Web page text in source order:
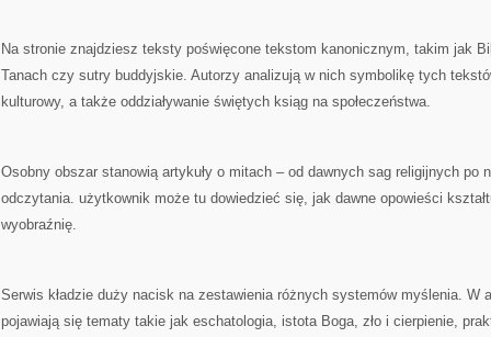
Na stronie znajdziesz teksty poświęcone tekstom kanonicznym, takim jak
Tanach czy sutry buddyjskie. Autorzy analizują w nich symbolikę tych
kulturowy, a także oddziaływanie świętych ksiąg na społeczeństwa.
Osobny obszar stanowią artykuły o mitach – od dawnych sag religijnych po
odczytania. użytkownik może tu dowiedzieć się, jak dawne opowieści
wyobraźnię.
Serwis kładzie duży nacisk na zestawienia różnych systemów myślenia. W
pojawiają się tematy takie jak eschatologia, istota Boga, zło i cierpienie,